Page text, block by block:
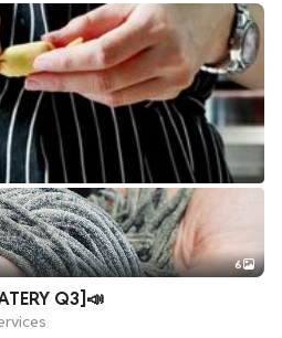
+2
6
Q3]📣